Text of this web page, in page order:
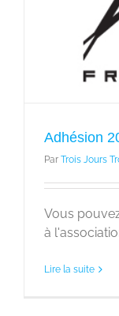
Adhésion
Par Trois Jours
Vous
à
Lire la suite